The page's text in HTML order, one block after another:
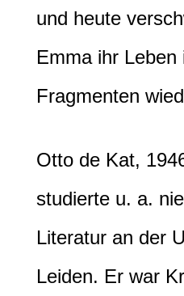
und heute
Emma ihr Leben
Fragmenten
Otto de Kat,
studierte u. a.
Literatur an der
Leiden. Er war